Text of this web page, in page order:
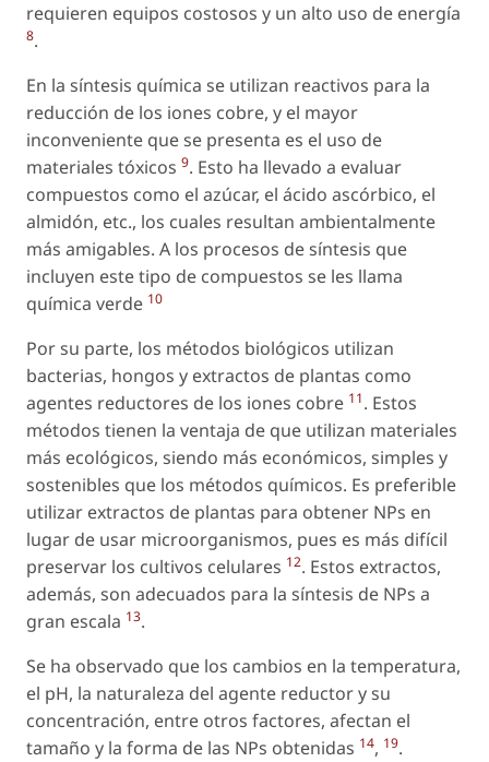
requieren equipos costosos y un alto uso de energía
8.
En la síntesis química se utilizan reactivos para la
reducción de los iones cobre, y el mayor
inconveniente que se presenta es el uso de
materiales tóxicos 9. Esto ha llevado a evaluar
compuestos como el azúcar, el ácido ascórbico, el
almidón, etc., los cuales resultan ambientalmente
más amigables. A los procesos de síntesis que
incluyen este tipo de compuestos se les llama
química verde 10
Por su parte, los métodos biológicos utilizan
bacterias, hongos y extractos de plantas como
agentes reductores de los iones cobre 11. Estos
métodos tienen la ventaja de que utilizan materiales
más ecológicos, siendo más económicos, simples y
sostenibles que los métodos químicos. Es preferible
utilizar extractos de plantas para obtener NPs en
lugar de usar microorganismos, pues es más difícil
preservar los cultivos celulares 12. Estos extractos,
además, son adecuados para la síntesis de NPs a
gran escala 13.
Se ha observado que los cambios en la temperatura,
el pH, la naturaleza del agente reductor y su
concentración, entre otros factores, afectan el
tamaño y la forma de las NPs obtenidas 14, 19.